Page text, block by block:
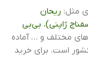
مثل: ریحان
ژاپنی)، بی‌بی
مختلف و … آماده
است. برای خرید